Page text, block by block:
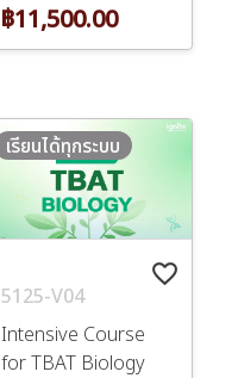
฿11,500.00
favorite_border
5125-V04
Intensive Course
for TBAT Biology
เรียนได้ทุกระบบ